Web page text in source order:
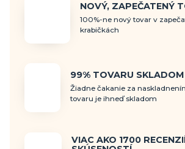
NOVÝ, ZAPEČATENÝ
100%-ne nový tovar v
krabičkách
99% TOVARU SKLADOM
Žiadne čakanie za
tovaru je ihneď skladom
VIAC AKO 1700